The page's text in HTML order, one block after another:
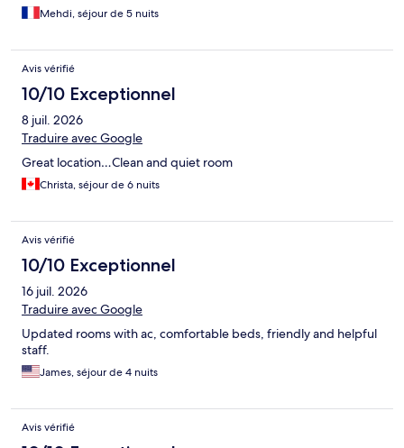
Mehdi, séjour de 5 nuits
Avis vérifié
10/10 Exceptionnel
8 juil. 2026
Traduire avec Google
Great location…Clean and quiet room
Christa, séjour de 6 nuits
Avis vérifié
10/10 Exceptionnel
16 juil. 2026
Traduire avec Google
Updated rooms with ac, comfortable beds, friendly and helpful
staff.
James, séjour de 4 nuits
Avis vérifié